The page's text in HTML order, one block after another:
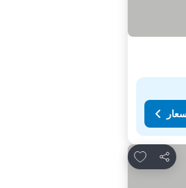
مشاركة
Add to favorites